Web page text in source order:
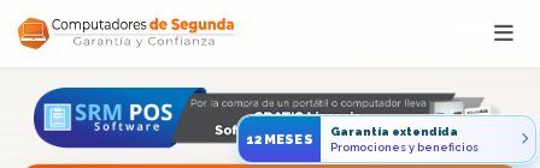
Saltar al contenido
12MESES
Garantía extendida
Promociones y beneficios